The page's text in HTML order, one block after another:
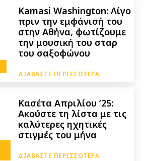
Kamasi Washington: Λίγο
πριν την εμφάνισή του
στην Αθήνα, φωτίζουμε
την μουσική του σταρ
του σαξοφώνου
ΔΙΑΒΆΣΤΕ ΠΕΡΙΣΣΌΤΕΡΑ
Κασέτα Απριλίου ’25:
Ακούστε τη λίστα με τις
καλύτερες ηχητικές
στιγμές του μήνα
ΔΙΑΒΆΣΤΕ ΠΕΡΙΣΣΌΤΕΡΑ